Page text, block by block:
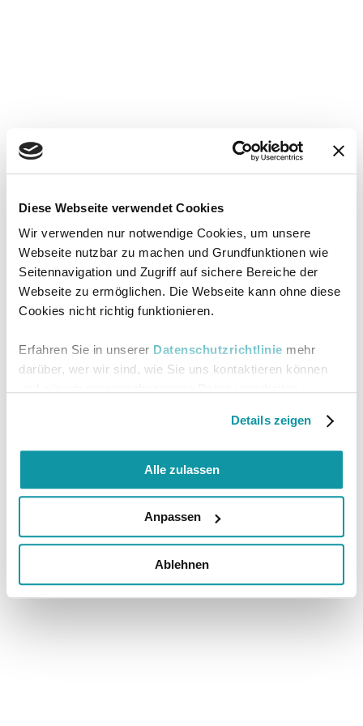
Diese Webseite verwendet Cookies
Wir verwenden nur notwendige Cookies, um unsere
Webseite nutzbar zu machen und Grundfunktionen wie
Seitennavigation und Zugriff auf sichere Bereiche der
Webseite zu ermöglichen. Die Webseite kann ohne diese
Cookies nicht richtig funktionieren.
Erfahren Sie in unserer Datenschutzrichtlinie mehr
darüber, wer wir sind, wie Sie uns kontaktieren können
Details zeigen
Alle zulassen
Anpassen
Ablehnen